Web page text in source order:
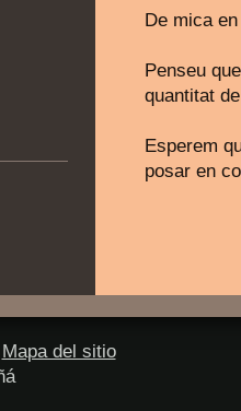
De mica
Penseu
quantitat
Esperem
posar en
Mapa del sitio